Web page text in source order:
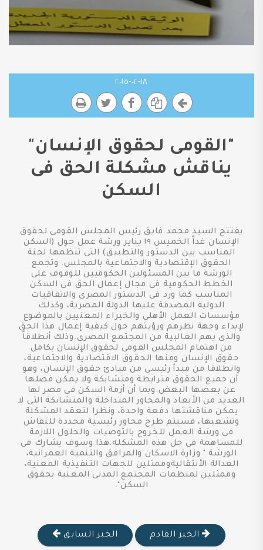
١٨-٠٢-٢٠١٥
"القومى لحقوق الإنسان"
يناقش مشكلة الحق فى
السكن
يفتتح السيد محمد فايق رئيس المجلس القومى لحقوق
الإنسان غداً الخميس ١٩ يناير ورشة عمل حول (السكن
المناسب بين الدستور والتطبيق) التى تنظمها لجنة
الحقوق الإقتصادية والاجتماعية بالمجلس. وتجمع
الورشة ما بين المسئولين الحكوميين للوقوف على
الخطط الحكومية فى مجال إعمال الحق فى السكن
المناسب كما ورد فى الدستور المصرى والاتفاقيات
الدولية المصدقة عليها الدولة المصرية، وكذلك
مؤسسات العمل الأهلى والخبراء المعنيين بالموضوع
لإبداء وجهة نظرهم ورؤيتهم حول كيفية إعمال هذا الحق
والذى يهم الغالبية من المجتمع المصرى.وذلك أنطلاقاً
من اهتمام المجلس القومى لحقوق الإنسان بكامل
حقوق الإنسان ومنها الحقوق الاقتصادية والاجتماعية،
وانطلاقا من مبدأ رئيسى من مبادئ حقوق الإنسان، وهو
أن جميع الحقوق مترابطة ومتشابكة ولا يمكن فصلها
عن بعضها البعض.وبما أن أزمة السكن فى مصر لها
العديد من الأبعاد والمحاور المتداخلة والمتشابكة التى لا
يمكن مناقشتها دفعة واحدة، ونظرا لتعقد المشكلة
وتشعبها، فسيتم طرح محاور رئيسية محددة للنقاش
فى ورشة العمل للخروج بالتوصيات والحلول اللازمة
للمساهمة فى حل هذه المشكله.هذا وسوف يشارك فى
الورشة " وزارة الاسكان والمرافق والتنمية العمرانية،
العدالة الأنتقاليةوممثلين للجهات التنفيذية المعنية،
وممثلين لمنظمات المجتمع المدنى المعنية بحقوق
السكن".
الخبر القادم الخبر السابق